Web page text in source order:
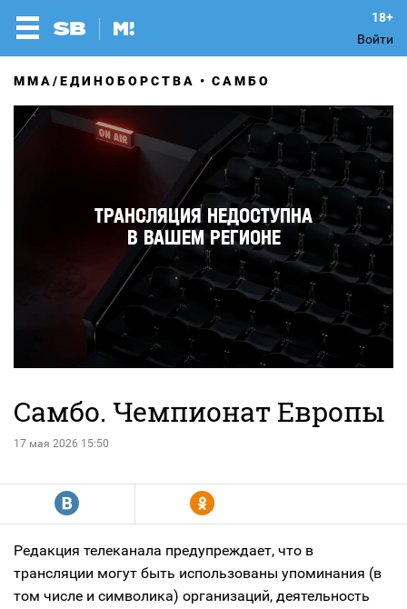
Войти
MMA/ЕДИНОБОРСТВА САМБО
Самбо. Чемпионат Европы
17 мая 2026 15:50
R Y
Редакция телеканала предупреждает, что в
трансляции могут быть использованы упоминания (в
том числе и символика) организаций, деятельность